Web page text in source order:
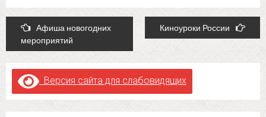
Post
navigation
Афиша новогодних
мероприятий
Киноуроки России
Версия сайта для слабовидящих